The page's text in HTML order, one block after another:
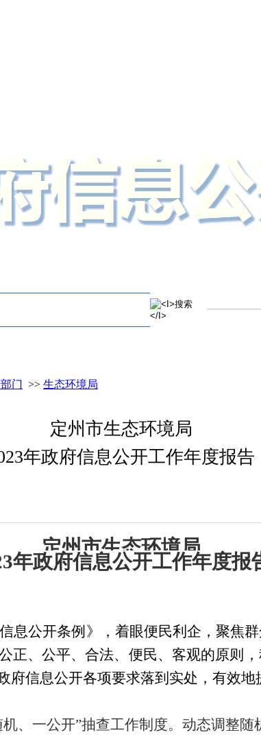
门 >> 生态环境局
定州市生态环境局
年政府信息公开工作年度报告
定州市生态环境局
3年政府信息公开工作年度报
息公开条例》，着眼便民利企，聚焦
正、公平、合法、便民、客观的原则
信息公开各项要求落到实处，有效地
、一公开”抽查工作制度。动态调整